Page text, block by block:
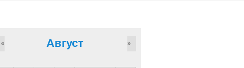
Август
« »